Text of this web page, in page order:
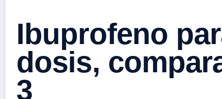
Ibuprofeno
dosis,
3